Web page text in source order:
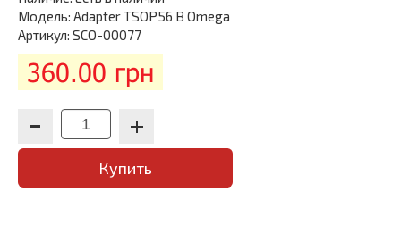
Модель: Adapter TSOP56 B Omega
Артикул: SCO-00077
360.00 грн
Купить